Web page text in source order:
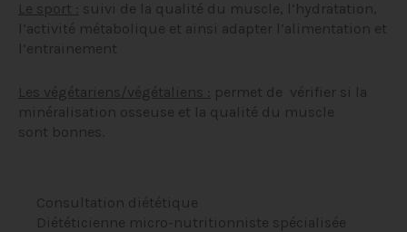
Le sport :
suivi de la qualité du muscle, l’hydratation,
l’activité métabolique et ainsi adapter l’alimentation et
l’entrainement
Les végétariens/végétaliens :
permet de vérifier si la
minéralisation osseuse et la qualité du muscle
sont bonnes.
Consultation diététique
Diététicienne micro-nutritionniste spécialisée